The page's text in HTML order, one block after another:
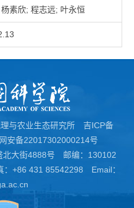
素欣; 程志远; 叶永恒
与农业生态研究所 吉ICP备
安备22017302000214号
北大街4888号 邮编：130102
+86 431 85542298 Email：